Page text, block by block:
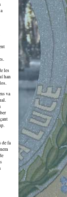
les
han
va
de fa